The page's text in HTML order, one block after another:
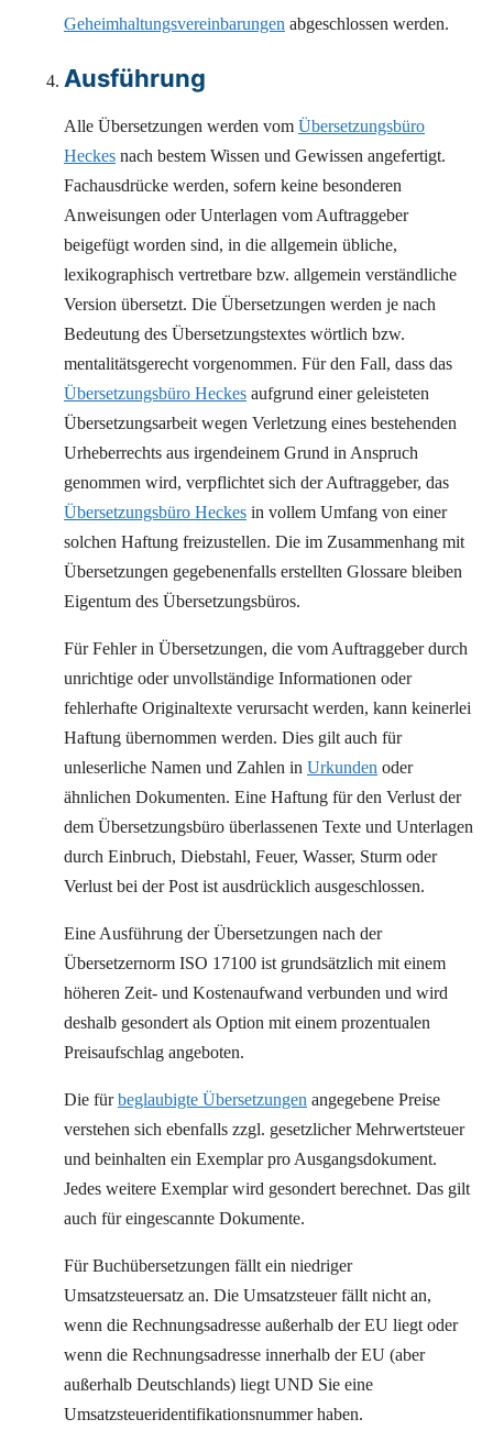
Geheimhaltungsvereinbarungen abgeschlossen werden.
Ausführung
Alle Übersetzungen werden vom Übersetzungsbüro
Heckes nach bestem Wissen und Gewissen angefertigt.
Fachausdrücke werden, sofern keine besonderen
Anweisungen oder Unterlagen vom Auftraggeber
beigefügt worden sind, in die allgemein übliche,
lexikographisch vertretbare bzw. allgemein verständliche
Version übersetzt. Die Übersetzungen werden je nach
Bedeutung des Übersetzungstextes wörtlich bzw.
mentalitätsgerecht vorgenommen. Für den Fall, dass das
Übersetzungsbüro Heckes aufgrund einer geleisteten
Übersetzungsarbeit wegen Verletzung eines bestehenden
Urheberrechts aus irgendeinem Grund in Anspruch
genommen wird, verpflichtet sich der Auftraggeber, das
Übersetzungsbüro Heckes in vollem Umfang von einer
solchen Haftung freizustellen. Die im Zusammenhang mit
Übersetzungen gegebenenfalls erstellten Glossare bleiben
Eigentum des Übersetzungsbüros.
Für Fehler in Übersetzungen, die vom Auftraggeber durch
unrichtige oder unvollständige Informationen oder
fehlerhafte Originaltexte verursacht werden, kann keinerlei
Haftung übernommen werden. Dies gilt auch für
unleserliche Namen und Zahlen in Urkunden oder
ähnlichen Dokumenten. Eine Haftung für den Verlust der
dem Übersetzungsbüro überlassenen Texte und Unterlagen
durch Einbruch, Diebstahl, Feuer, Wasser, Sturm oder
Verlust bei der Post ist ausdrücklich ausgeschlossen.
Eine Ausführung der Übersetzungen nach der
Übersetzernorm ISO 17100 ist grundsätzlich mit einem
höheren Zeit- und Kostenaufwand verbunden und wird
deshalb gesondert als Option mit einem prozentualen
Preisaufschlag angeboten.
Die fürbeglaubigte Übersetzungen angegebene Preise
verstehen sich ebenfalls zzgl. gesetzlicher Mehrwertsteuer
und beinhalten ein Exemplar pro Ausgangsdokument.
Jedes weitere Exemplar wird gesondert berechnet. Das gilt
auch für eingescannte Dokumente.
Für Buchübersetzungen fällt ein niedriger
Umsatzsteuersatz an. Die Umsatzsteuer fällt nicht an,
wenn die Rechnungsadresse außerhalb der EU liegt oder
wenn die Rechnungsadresse innerhalb der EU (aber
außerhalb Deutschlands) liegt UND Sie eine
Umsatzsteueridentifikationsnummer haben.